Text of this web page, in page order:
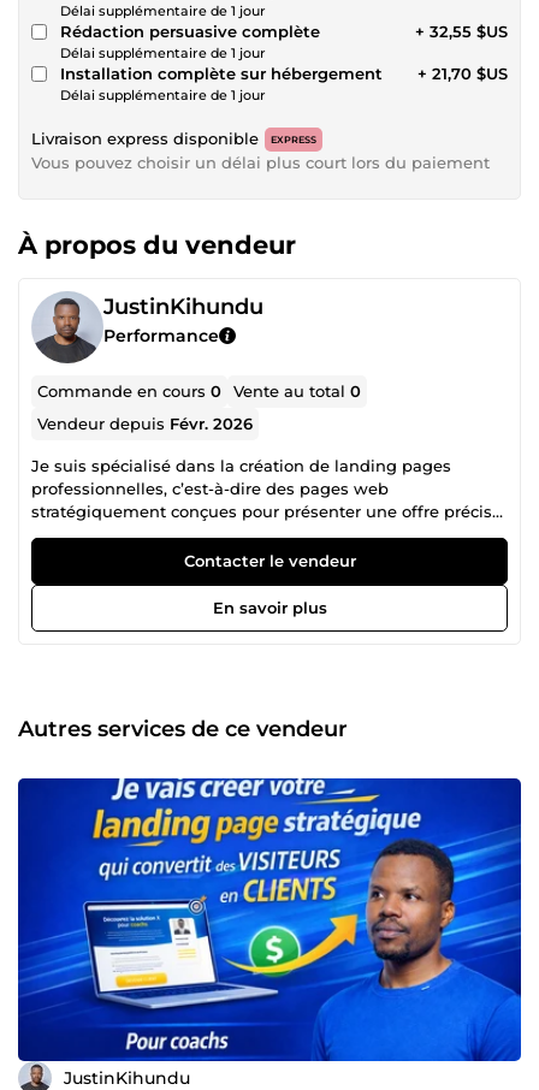
Délai supplémentaire de 1 jour
Rédaction persuasive complète
Délai supplémentaire de 1 jour
+ 32,55 $US
Installation complète sur hébergement
Délai supplémentaire de 1 jour
+ 21,70 $US
Livraison express disponible EXPRESS
Vous pouvez choisir un délai plus court lors du paiement
À propos du vendeur
JustinKihundu
Performance
Commande en cours0 Vente au total0
Vendeur depuis Févr. 2026
Je suis spécialisé dans la création de landing pages
professionnelles, c’est-à-dire des pages web
stratégiquement conçues pour présenter une offre précise
et inciter un visiteur à passer à l’action (acheter, réserver,
s’inscrire ou demander un devis). Contrairement à un site
classique qui présente plusieurs informations, une
landing page se concentre sur un seul objectif : convertir
un visiteur en client. J’accompagne les coachs, formateurs,
en valeur votre offre de manière persuasive Créer un
combine structure marketing, clarté du message et design
professionnel pour créer des pages efficaces, modernes et
orientées résultats. Sérieux, réactif et à l’écoute, je
m’adapte à chaque projet pour proposer une solution
personnalisée et alignée avec vos objectifs commerciaux.
Contacter le vendeur
En savoir plus
Autres services de ce vendeur
JustinKihundu